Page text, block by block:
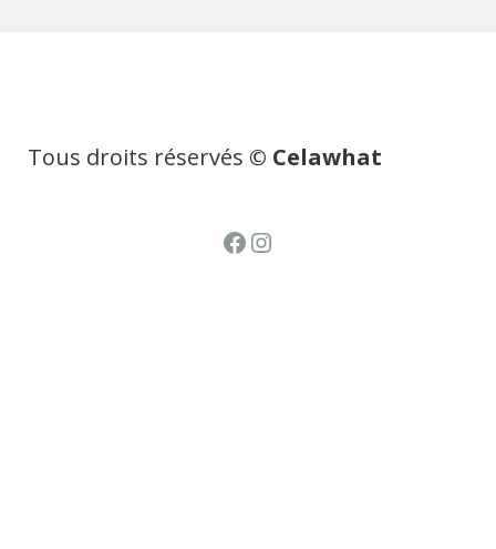
Tous droits réservés © Celawhat
Facebook
Instagram